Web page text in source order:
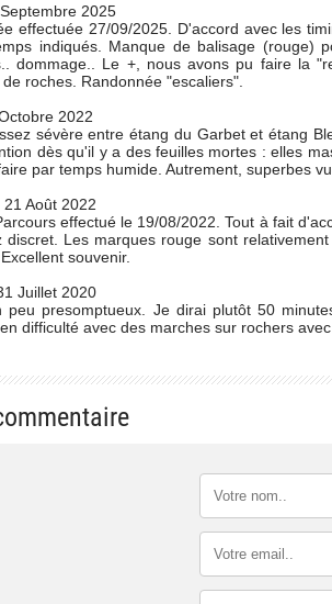
2025
effectuée 27/09/2025. D'accord avec les
indiqués. Manque de balisage (rouge)
dommage.. Le +, nous avons pu faire la
roches. Randonnée "escaliers".
2022
sévère entre étang du Garbet et étang
dès qu'il y a des feuilles mortes : elles
par temps humide. Autrement, superbes
21 Août 2022
effectué le 19/08/2022. Tout à fait
discret. Les marques rouge sont
souvenir.
Juillet 2020
peu presomptueux. Je dirai plutôt 50
difficulté avec des marches sur rochers